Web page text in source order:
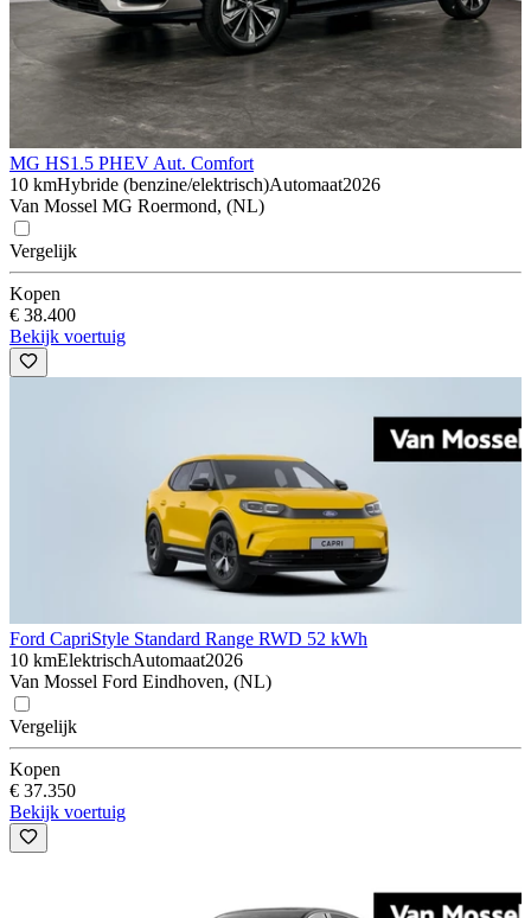
MG HS1.5 PHEV Aut. Comfort
10 kmHybride (benzine/elektrisch)Automaat2026
Van Mossel MG Roermond, (NL)
Vergelijk
Kopen
€ 38.400
Bekijk voertuig
Ford CapriStyle Standard Range RWD 52 kWh
10 kmElektrischAutomaat2026
Van Mossel Ford Eindhoven, (NL)
Vergelijk
Kopen
€ 37.350
Bekijk voertuig